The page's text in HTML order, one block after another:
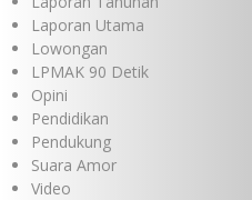
Laporan Utama
Lowongan
LPMAK 90 Detik
Opini
Pendidikan
Pendukung
Suara Amor
Video